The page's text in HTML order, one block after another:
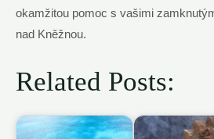
okamžitou pomoc s vašimi
nad Kněžnou.
Related Posts: